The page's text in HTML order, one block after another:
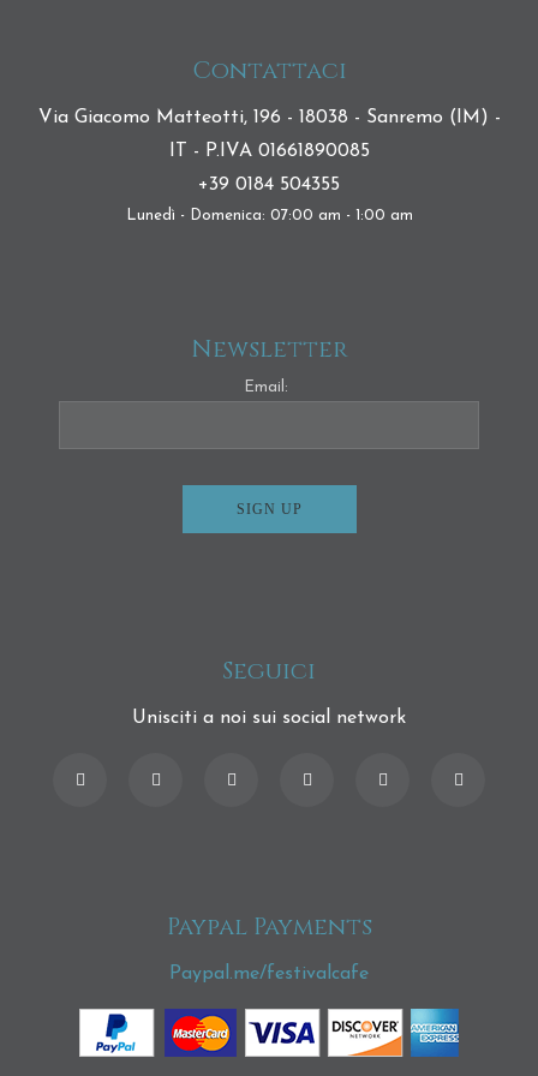
Contattaci
Via Giacomo Matteotti, 196 - 18038 - Sanremo (IM) -
IT - P.IVA 01661890085
+39 0184 504355
Lunedì - Domenica: 07:00 am - 1:00 am
Newsletter
Email:
Seguici
Unisciti a noi sui social network
Paypal Payments
Paypal.me/festivalcafe